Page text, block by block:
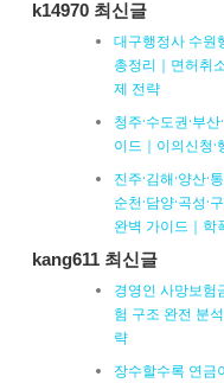
k14970 최신글
대구행정사 수원
총정리｜면허취
제 전략
청주·수도권·부
이드｜이의신청
진주·김해·양산·
순천·담양·곡성·
완벽 가이드｜학
kang611 최신글
경영인 사망보험
험 구조 완전 분
략
장수할수록 연금